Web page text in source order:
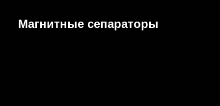
Магнитные сепараторы